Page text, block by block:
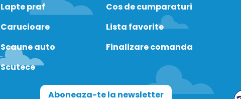
Lapte praf
Carucioare
Scaune auto
Scutece
Cos de cumparaturi
Lista favorite
Finalizare comanda
Aboneaza-te la newsletter